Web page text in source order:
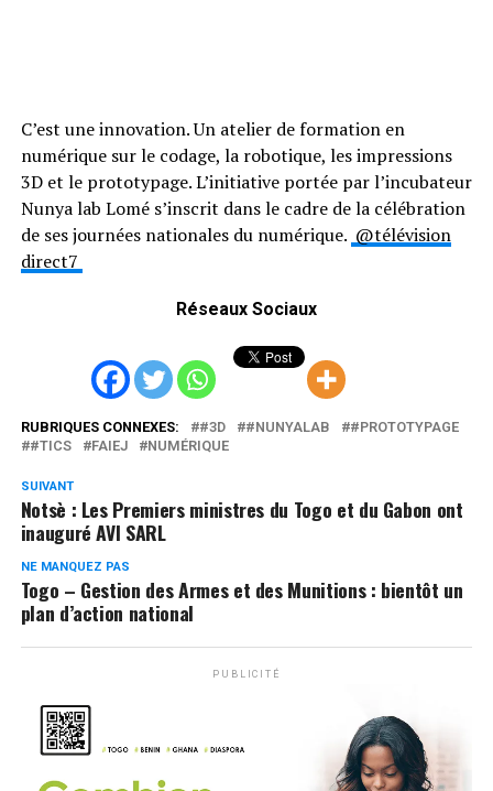
C’est une innovation. Un atelier de formation en
numérique sur le codage, la robotique, les impressions
3D et le prototypage. L’initiative portée par l’incubateur
Nunya lab Lomé s’inscrit dans le cadre de la célébration
de ses journées nationales du numérique. @télévision
direct7
Réseaux Sociaux
RUBRIQUES CONNEXES: #3D #NUNYALAB
#PROTOTYPAGE
#TICS
FAIEJ NUMÉRIQUE
SUIVANT
Notsè : Les Premiers ministres du Togo et du Gabon ont
inauguré AVI SARL
NE MANQUEZ PAS
Togo – Gestion des Armes et des Munitions : bientôt un
plan d’action national
PUBLICITÉ